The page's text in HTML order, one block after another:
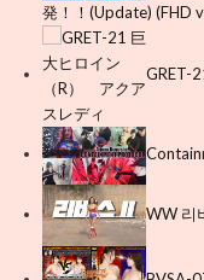
発！！(Update) (FHD
GRET-
WW 리